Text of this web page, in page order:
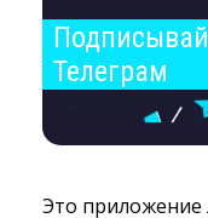
Телеграм
Это приложение